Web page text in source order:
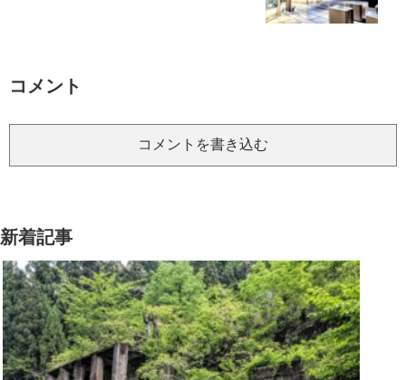
コメント
コメントを書き込む
新着記事